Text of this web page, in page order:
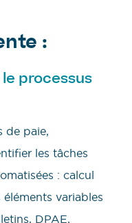
:
processus
de paie,
les tâches
: calcul
variables
DPAE,